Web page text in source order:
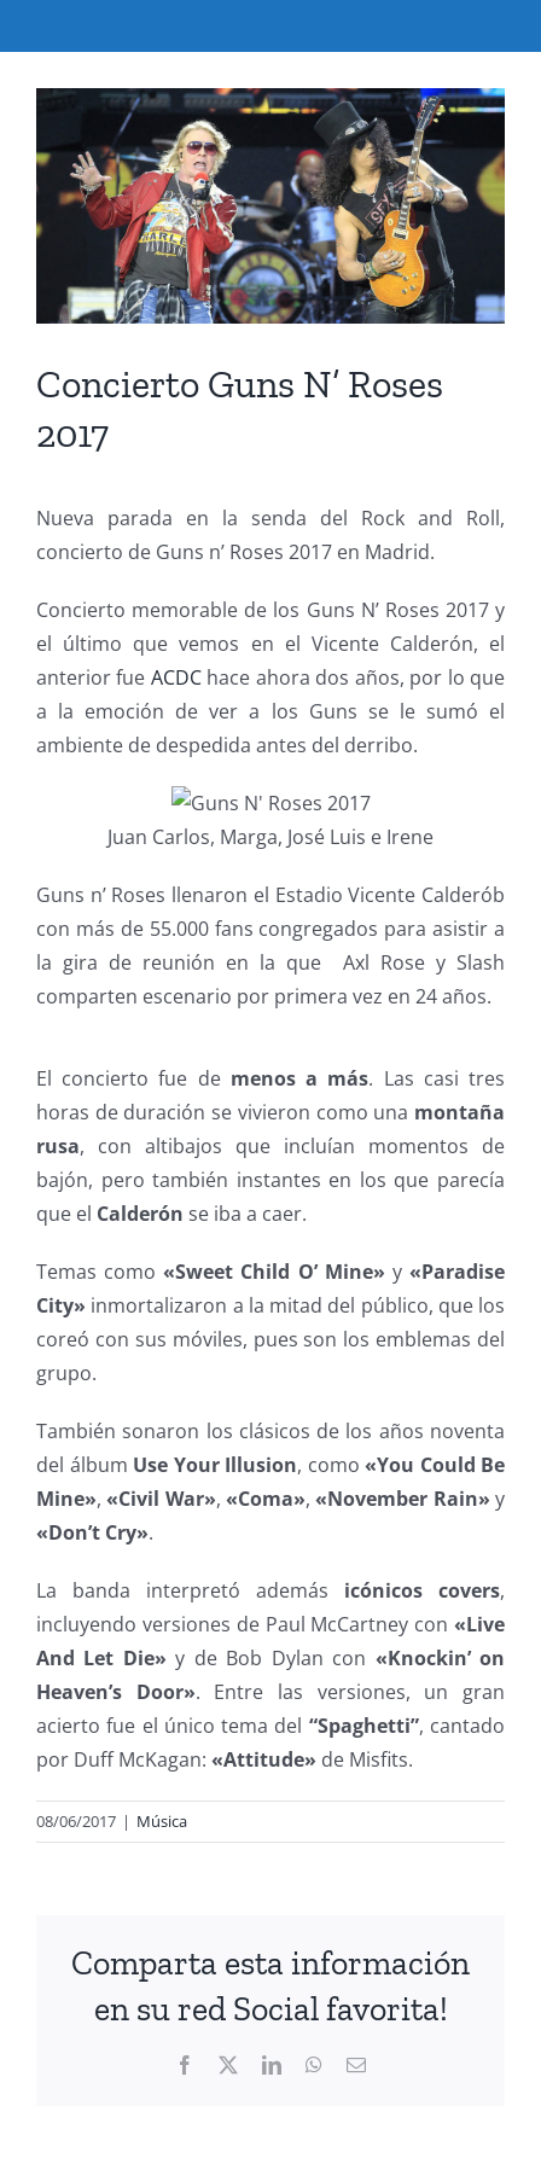
Ver
más
grande
Concierto Guns N’ Roses
2017
Nueva parada en la senda del Rock and Roll,
concierto de Guns n’ Roses 2017 en Madrid.
Concierto memorable de los Guns N’ Roses 2017 y
el último que vemos en el Vicente Calderón, el
anterior fue ACDChace ahora dos años, por lo que
a la emoción de ver a los Guns se le sumó el
ambiente de despedida antes del derribo.
Juan Carlos, Marga, José Luis e Irene
Guns n’ Roses llenaron el Estadio Vicente Calderób
con más de 55.000 fans congregados para asistir a
la gira de reunión en la que Axl Rose y Slash
comparten escenario por primera vez en 24 años.
El concierto fue de menos a más. Las casi tres
horas de duración se vivieron como una montaña
rusa, con altibajos que incluían momentos de
bajón, pero también instantes en los que parecía
que el Calderón se iba a caer.
Temas como«Sweet Child O’ Mine» y«Paradise
City» inmortalizaron a la mitad del público, que los
coreó con sus móviles, pues son los emblemas del
grupo.
También sonaron los clásicos de los años noventa
del álbum Use Your Illusion, como «You Could Be
Mine»,«Civil War»,«Coma»,«November Rain» y
«Don’t Cry».
La banda interpretó además icónicos covers,
incluyendo versiones de Paul McCartney con «Live
And Let Die» y de Bob Dylan con «Knockin’ on
Heaven’s Door». Entre las versiones, un gran
acierto fue el único tema del “Spaghetti”, cantado
por Duff McKagan: «Attitude» de Misfits.
08/06/2017 | Música
Comparta esta información
en su red Social favorita!
Facebook LinkedInWhatsApp
Correo